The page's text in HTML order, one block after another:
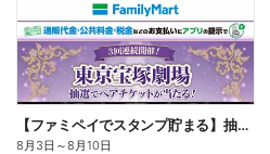
【ファミペイでスタンプ貯まる】抽選でペアチケットが当たる!
8月3日 ～8月10日